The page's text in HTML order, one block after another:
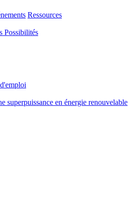
Ressources
Possibilités
superpuissance en énergie renouvelable